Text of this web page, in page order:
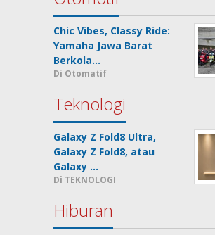
Chic Vibes, Classy Ride:
Yamaha Jawa Barat
Berkola…
Di Otomatif
Teknologi
Galaxy Z Fold8 Ultra,
Galaxy Z Fold8, atau
Galaxy …
Di TEKNOLOGI
Hiburan